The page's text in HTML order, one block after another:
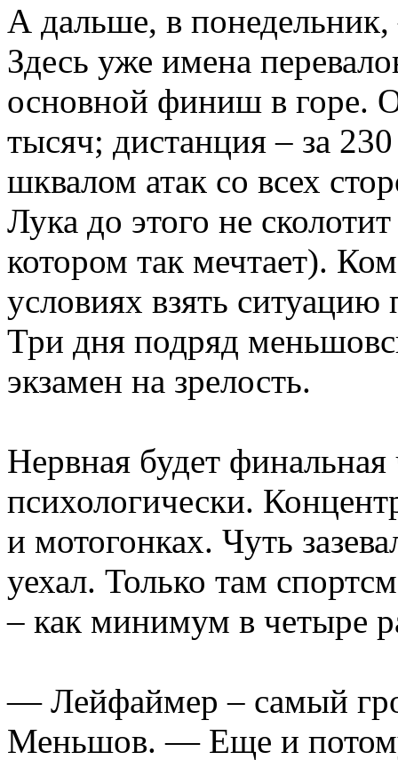
А дальше, в
Здесь уже имена
основной финиш в горе.
тысяч; дистанция – за
шквалом атак со всех
Лука до этого не
котором так мечтает).
условиях взять ситуацию
Три дня подряд
экзамен на зрелость.
Нервная будет
психологически.
и мотогонках. Чуть
уехал. Только там
– как минимум в четыре
— Лейфаймер – самый
Меньшов. — Еще и